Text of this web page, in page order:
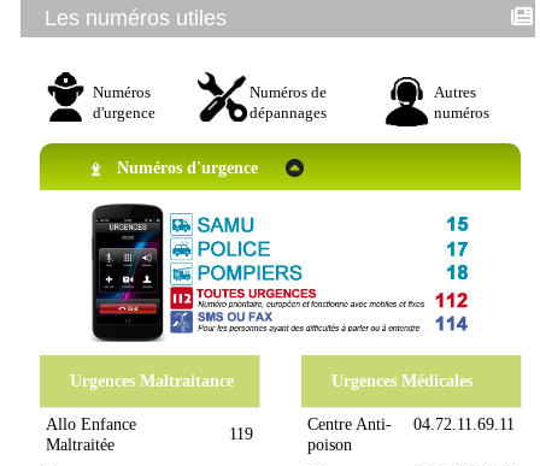
Les numéros utiles
Numéros
d'urgence
Numéros de
dépannages
Autres
numéros
Numéros d'urgence
Urgences Maltraitance
Allo Enfance
Maltraitée
119
Urgences Médicales
Centre Anti-
poison
04.72.11.69.11